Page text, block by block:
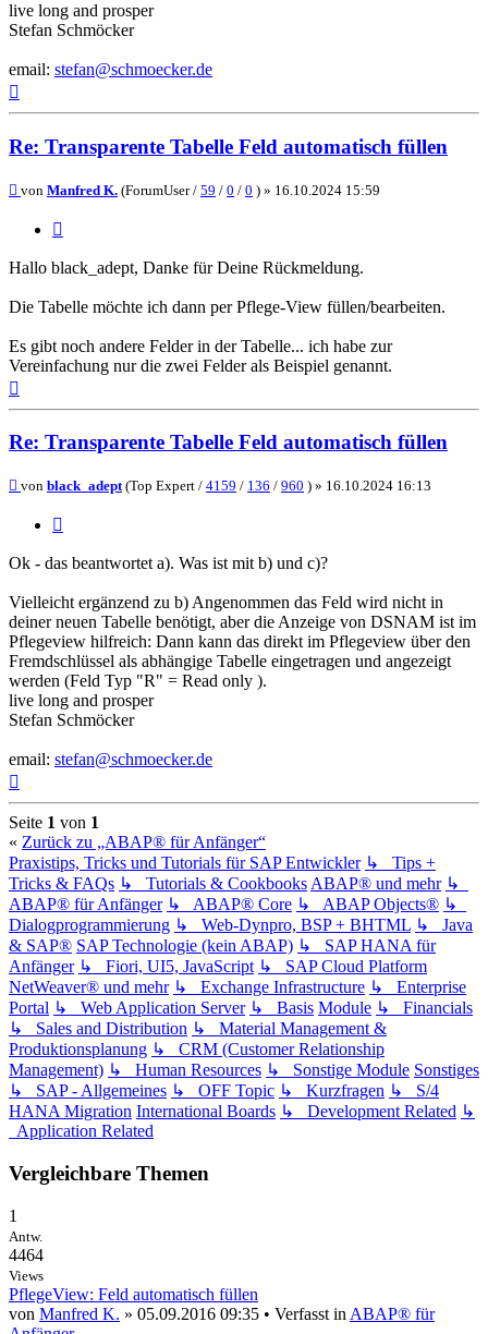
live long and prosper
Stefan Schmöcker
email: stefan@schmoecker.de
Re: Transparente Tabelle Feld automatisch füllen
Beitrag
von Manfred K. (ForumUser / 59 / 0 / 0 ) » 16.10.2024 15:59
Hallo black_adept, Danke für Deine Rückmeldung.
Die Tabelle möchte ich dann per Pflege-View füllen/bearbeiten.
Es gibt noch andere Felder in der Tabelle... ich habe zur
Vereinfachung nur die zwei Felder als Beispiel genannt.
Re: Transparente Tabelle Feld automatisch füllen
Beitrag
von black_adept(Top Expert / 4159 / 136 / 960 ) » 16.10.2024 16:13
Ok - das beantwortet a). Was ist mit b) und c)?
Vielleicht ergänzend zu b) Angenommen das Feld wird nicht in
deiner neuen Tabelle benötigt, aber die Anzeige von DSNAM ist im
Pflegeview hilfreich: Dann kann das direkt im Pflegeview über den
Fremdschlüssel als abhängige Tabelle eingetragen und angezeigt
werden (Feld Typ "R" = Read only ).
live long and prosper
Stefan Schmöcker
email: stefan@schmoecker.de
Seite 1 von 1
« Zurück zu „ABAP® für Anfänger“
Praxistips, Tricks und Tutorials für SAP Entwickler ↳ Tips +
Tricks & FAQs ↳ Tutorials & Cookbooks ABAP® und mehr ↳
ABAP® für Anfänger ↳ ABAP® Core ↳ ABAP Objects® ↳
Dialogprogrammierung ↳ Web-Dynpro, BSP + BHTML ↳ Java
& SAP® SAP Technologie (kein ABAP) ↳ SAP HANA für
Anfänger ↳ Fiori, UI5, JavaScript ↳ SAP Cloud Platform
NetWeaver® und mehr ↳ Exchange Infrastructure ↳ Enterprise
Portal ↳ Web Application Server ↳ Basis Module ↳ Financials
↳ Sales and Distribution ↳ Material Management &
Produktionsplanung ↳ CRM (Customer Relationship
Management) ↳ Human Resources ↳ Sonstige Module Sonstiges
↳ SAP - Allgemeines ↳ OFF Topic ↳ Kurzfragen ↳ S/4
HANA Migration International Boards ↳ Development Related ↳
Application Related
Vergleichbare Themen
1
Antw.
4464
Views
PflegeView: Feld automatisch füllen
von Manfred K. » 05.09.2016 09:35 • Verfasst in ABAP® für